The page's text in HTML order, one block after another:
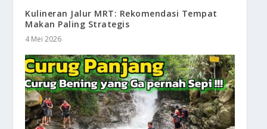
Kulineran Jalur MRT: Rekomendasi Tempat
Makan Paling Strategis
4 Mei 2026